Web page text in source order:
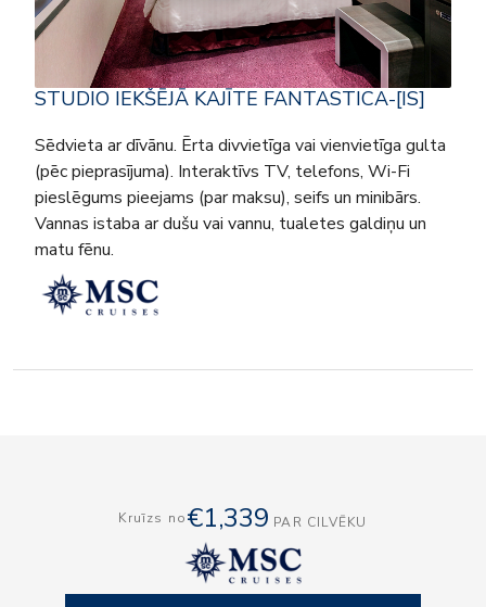
STUDIO IEKŠĒJĀ KAJĪTE FANTASTICA-[IS]
Sēdvieta ar dīvānu. Ērta divvietīga vai vienvietīga gulta
(pēc pieprasījuma). Interaktīvs TV, telefons, Wi-Fi
pieslēgums pieejams (par maksu), seifs un minibārs.
Vannas istaba ar dušu vai vannu, tualetes galdiņu un
matu fēnu.
Kruīzs no€1,339 PAR CILVĒKU